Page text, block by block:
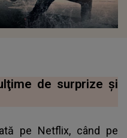
de surprize şi
pe Netflix, când pe